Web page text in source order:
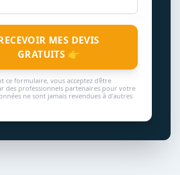
MES DEVIS
GRATUITS 👉
ce formulaire, vous acceptez d'être
des professionnels partenaires pour votre
ne sont jamais revendues à d'autres